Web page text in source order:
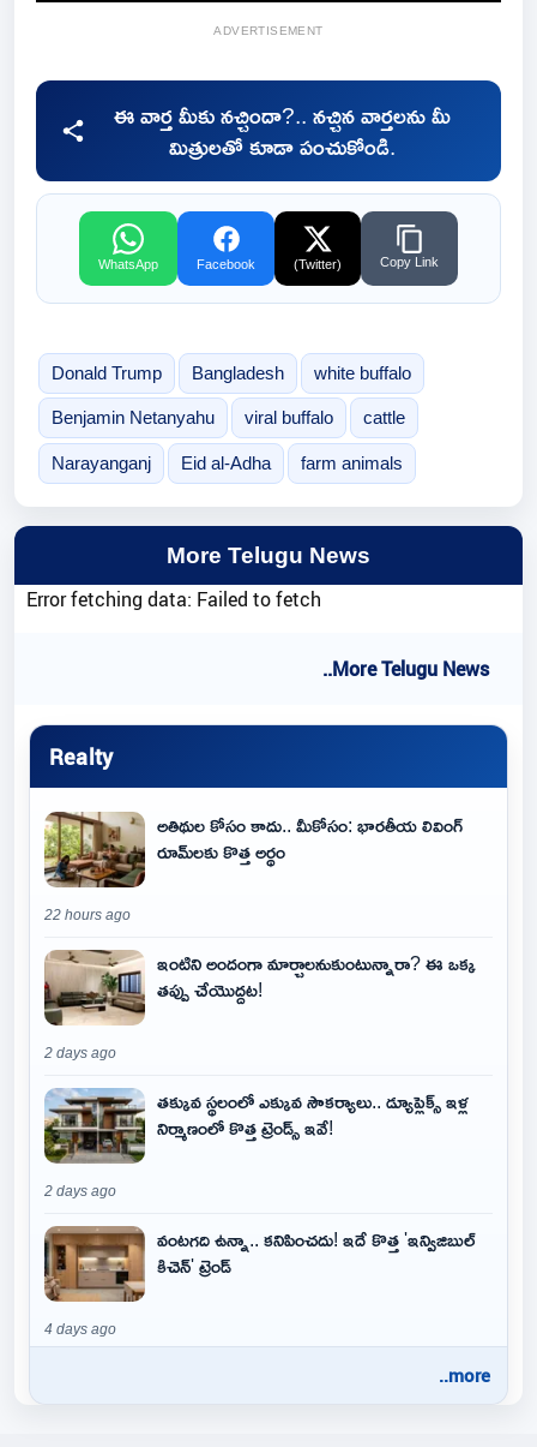
ADVERTISEMENT
ఈ వార్త మీకు నచ్చిందా?.. నచ్చిన వార్తలను మీ
మిత్రులతో కూడా పంచుకోండి.
WhatsApp Facebook (Twitter) Copy Link
Donald Trump Bangladesh white buffalo
Benjamin Netanyahu viral buffalo cattle
Narayanganj Eid al-Adha farm animals
More Telugu News
Error fetching data: Failed to fetch
..More Telugu News
Realty
అతిథుల కోసం కాదు.. మీకోసం: భారతీయ లివింగ్
రూమ్‌లకు కొత్త అర్థం
22 hours ago
ఇంటిని అందంగా మార్చాలనుకుంటున్నారా? ఈ ఒక్క
తప్పు చేయొద్దట!
2 days ago
తక్కువ స్థలంలో ఎక్కువ సౌకర్యాలు.. డ్యూప్లెక్స్ ఇళ్ల
నిర్మాణంలో కొత్త ట్రెండ్స్ ఇవే!
2 days ago
వంటగది ఉన్నా.. కనిపించదు! ఇదే కొత్త 'ఇన్విజిబుల్
కిచెన్' ట్రెండ్
4 days ago
..more